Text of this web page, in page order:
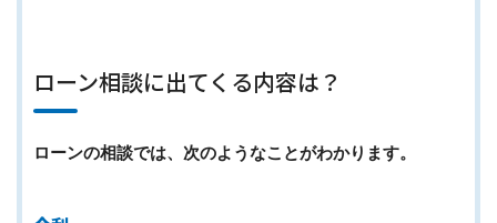
ローン相談に出てくる内容は？
ローンの相談では、次のようなことがわかります。